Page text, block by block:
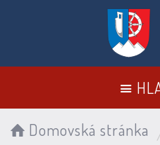
Domovská stránka